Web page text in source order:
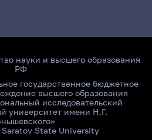
науки и высшего образования
РФ
государственное бюджетное
высшего образования
исследовательский
университет имени Н.Г.
Saratov State University